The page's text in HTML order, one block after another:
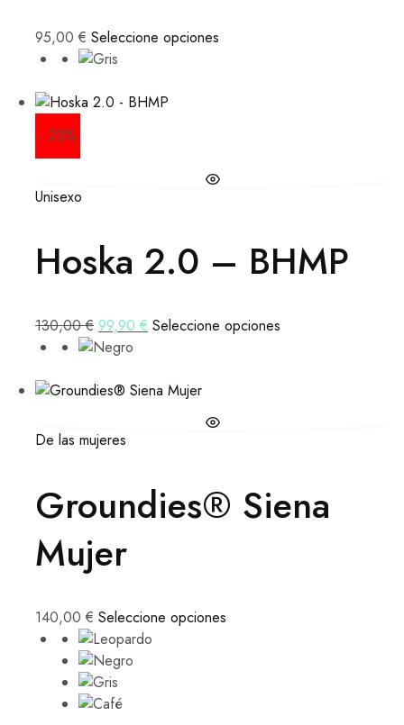
95,00 € Seleccione opciones
- 23%
Unisexo
Hoska 2.0 – BHMP
130,00€ 99,90 € Seleccione opciones
De las mujeres
Groundies® Siena
Mujer
140,00 € Seleccione opciones